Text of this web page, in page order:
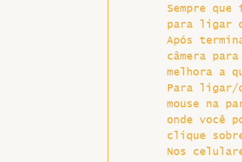
Sempre
para ligar
Após
câmera
melhora a
Para ligar/
mouse na
onde você
clique
Nos